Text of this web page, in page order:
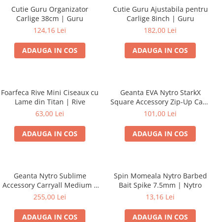
Cutie Guru Organizator
Carlige 38cm | Guru
124,16 Lei
ADAUGA IN COS
Cutie Guru Ajustabila pentru
Carlige 8inch | Guru
182,00 Lei
ADAUGA IN COS
Foarfeca Rive Mini Ciseaux cu
Lame din Titan | Rive
63,00 Lei
ADAUGA IN COS
Geanta EVA Nytro StarkX
Square Accessory Zip-Up Case
S | Nytro
101,00 Lei
ADAUGA IN COS
Geanta Nytro Sublime
Accessory Carryall Medium |
Nytro
255,00 Lei
ADAUGA IN COS
Spin Momeala Nytro Barbed
Bait Spike 7.5mm | Nytro
13,16 Lei
ADAUGA IN COS